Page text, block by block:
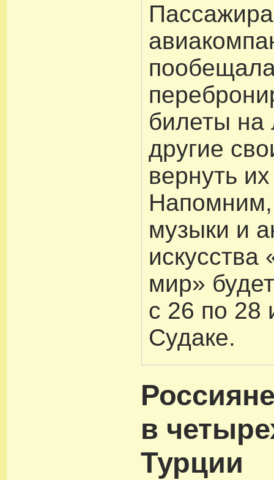
билеты
другие
вернуть
музыки и
искусства
мир»
с 26 по 28
Судаке.
в
Турции